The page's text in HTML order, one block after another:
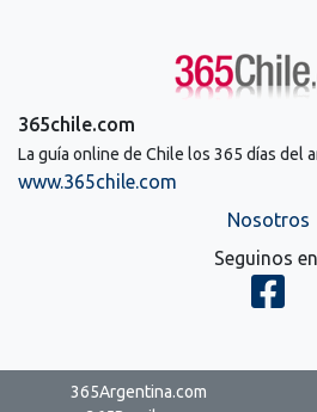
365chile.com
La guía online de Chile los 365 días del
www.365chile.com
Nosotros
Seguinos
365Argentina.com